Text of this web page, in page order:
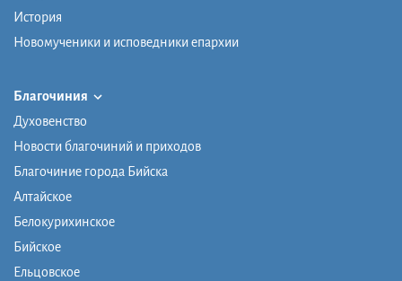
История
Новомученики и исповедники епархии
Благочиния
Духовенство
Новости благочиний и приходов
Благочиние города Бийска
Алтайское
Белокурихинское
Бийское
Ельцовское